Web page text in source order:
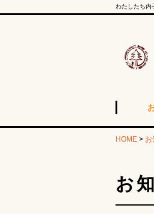
わたしたち内
HOME > お
お